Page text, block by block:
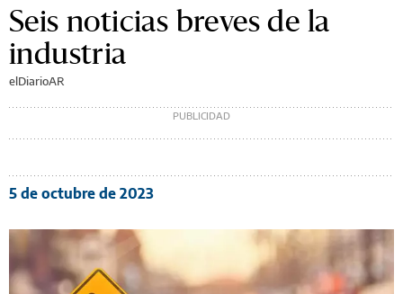
Seis noticias breves de la
industria
elDiarioAR
5 de octubre de 2023